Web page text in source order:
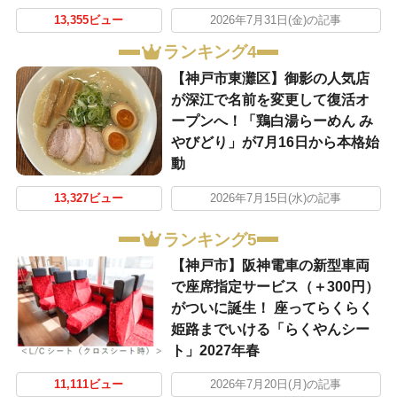
13,355ビュー 2026年7月31日(金)の記事
ランキング4
【神戸市東灘区】御影の人気店
が深江で名前を変更して復活オ
ープンへ！「鶏白湯らーめん み
やびどり」が7月16日から本格始
動
13,327ビュー 2026年7月15日(水)の記事
ランキング5
【神戸市】阪神電車の新型車両
で座席指定サービス（＋300円）
がついに誕生！ 座ってらくらく
姫路までいける「らくやんシー
ト」2027年春
11,111ビュー 2026年7月20日(月)の記事